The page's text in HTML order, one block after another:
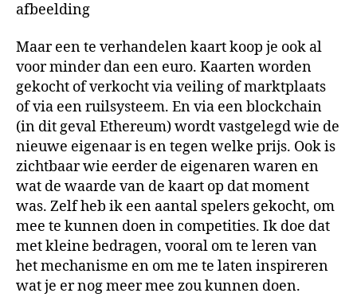
Maar een te verhandelen kaart koop je ook al
voor minder dan een euro. Kaarten worden
gekocht of verkocht via veiling of marktplaats
of via een ruilsysteem. En via een blockchain
(in dit geval Ethereum) wordt vastgelegd wie de
nieuwe eigenaar is en tegen welke prijs. Ook is
zichtbaar wie eerder de eigenaren waren en
wat de waarde van de kaart op dat moment
was. Zelf heb ik een aantal spelers gekocht, om
mee te kunnen doen in competities. Ik doe dat
met kleine bedragen, vooral om te leren van
het mechanisme en om me te laten inspireren
wat je er nog meer mee zou kunnen doen.